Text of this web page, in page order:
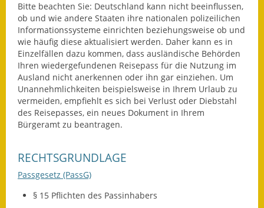
Breitbandausbau
Klimaschutzagentur
Freizeit
Feuerwehr
Freizeit- & Sportstätten
Termine &
Bitte beachten Sie: Deutschland kann nicht beeinflussen,
ob und wie andere Staaten ihre nationalen polizeilichen
Informationssysteme einrichten beziehungsweise ob und
wie häufig diese aktualisiert werden. Daher kann es in
Einzelfällen dazu kommen, dass ausländische Behörden
Ihren wiedergefundenen Reisepass für die Nutzung im
Ausland nicht anerkennen oder ihn gar einziehen. Um
Unannehmlichkeiten beispielsweise in Ihrem Urlaub zu
vermeiden, empfiehlt es sich bei Verlust oder Diebstahl
des Reisepasses, ein neues Dokument in Ihrem
Bürgeramt zu beantragen.
RECHTSGRUNDLAGE
Passgesetz (PassG)
§ 15 Pflichten des Passinhabers